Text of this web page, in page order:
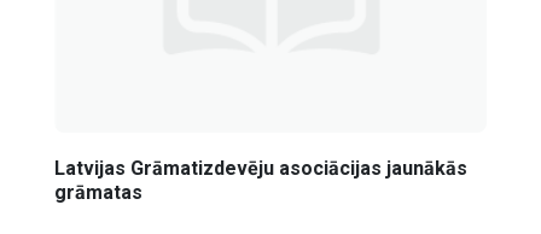
Latvijas Grāmatizdevēju asociācijas jaunākās
grāmatas